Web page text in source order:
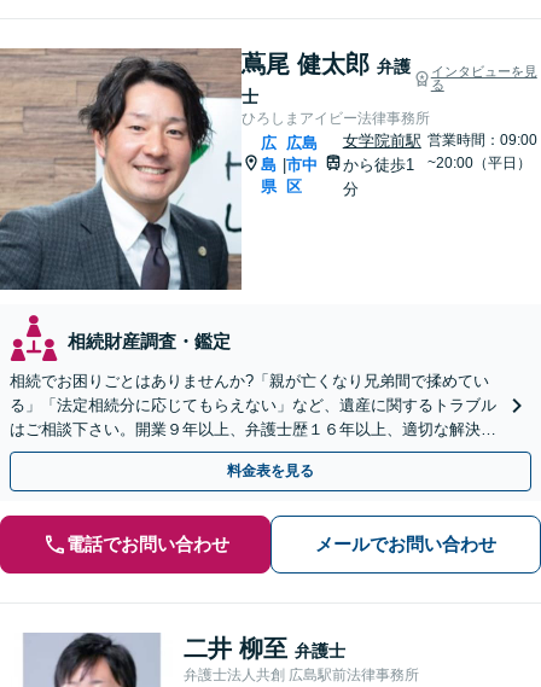
蔦尾 健太郎 弁護
士
インタビューを見
る
ひろしまアイビー法律事務所
広
島
県
|
広島
市中
区
女学院前駅
から徒歩1
分
営業時間：09:00
~20:00（平日）
相続財産調査・鑑定
相続でお困りごとはありませんか?「親が亡くなり兄弟間で揉めてい
る」「法定相続分に応じてもらえない」など、遺産に関するトラブル
はご相談下さい。開業９年以上、弁護士歴１６年以上、適切な解決が
モットーです。【休日・夜間対応】【女学院前駅1分】
料金表を見る
電話でお問い合わせ メールでお問い合わせ
二井 柳至 弁護士
弁護士法人共創 広島駅前法律事務所